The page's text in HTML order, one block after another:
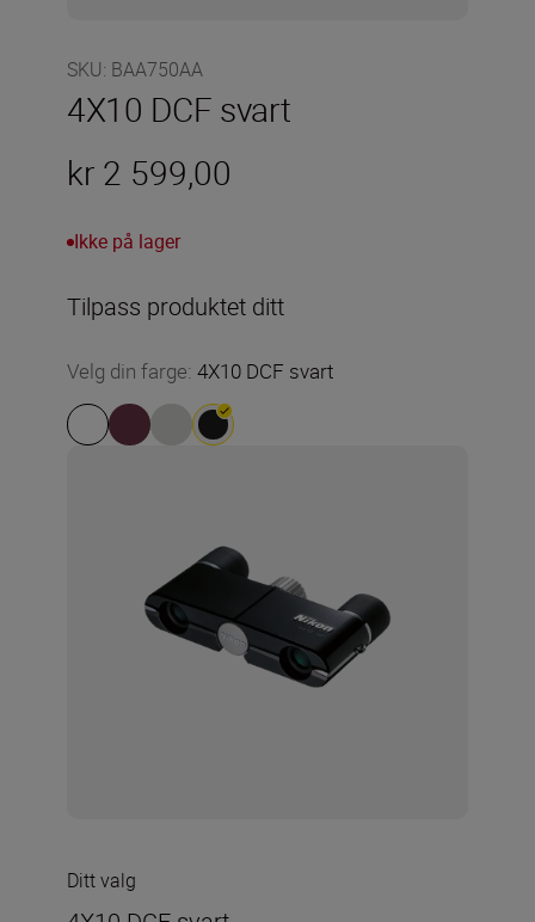
SKU: BAA750AA
4X10 DCF svart
kr 2 599,00
Ikke på lager
Tilpass produktet ditt
Velg din farge: 4X10 DCF svart
Ditt valg